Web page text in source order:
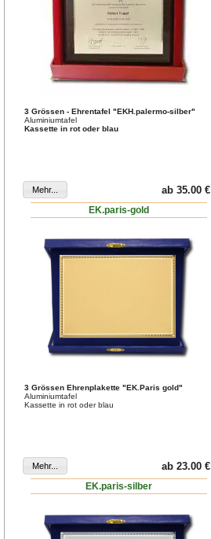
3 Grössen - Ehrentafel "EKH.palermo-silber"
Aluminiumtafel
Kassette in rot oder blau
ab 35.00 €
EK.paris-gold
3 Grössen Ehrenplakette "EK.Paris gold"
Aluminiumtafel
Kassette in rot oder blau
ab 23.00 €
EK.paris-silber